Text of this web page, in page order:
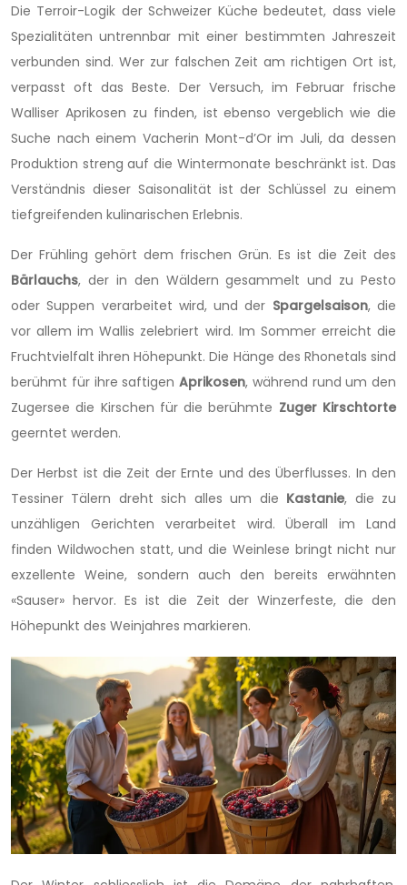
Die Terroir-Logik der Schweizer Küche bedeutet, dass viele
Spezialitäten untrennbar mit einer bestimmten Jahreszeit
verbunden sind. Wer zur falschen Zeit am richtigen Ort ist,
verpasst oft das Beste. Der Versuch, im Februar frische
Walliser Aprikosen zu finden, ist ebenso vergeblich wie die
Suche nach einem Vacherin Mont-d’Or im Juli, da dessen
Produktion streng auf die Wintermonate beschränkt ist. Das
Verständnis dieser Saisonalität ist der Schlüssel zu einem
tiefgreifenden kulinarischen Erlebnis.
Der Frühling gehört dem frischen Grün. Es ist die Zeit des
Bärlauchs, der in den Wäldern gesammelt und zu Pesto
oder Suppen verarbeitet wird, und der Spargelsaison, die
vor allem im Wallis zelebriert wird. Im Sommer erreicht die
Fruchtvielfalt ihren Höhepunkt. Die Hänge des Rhonetals sind
berühmt für ihre saftigen Aprikosen, während rund um den
Zugersee die Kirschen für die berühmte Zuger Kirschtorte
geerntet werden.
Der Herbst ist die Zeit der Ernte und des Überflusses. In den
Tessiner Tälern dreht sich alles um die Kastanie, die zu
unzähligen Gerichten verarbeitet wird. Überall im Land
finden Wildwochen statt, und die Weinlese bringt nicht nur
exzellente Weine, sondern auch den bereits erwähnten
«Sauser» hervor. Es ist die Zeit der Winzerfeste, die den
Höhepunkt des Weinjahres markieren.